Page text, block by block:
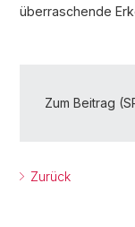
überraschende
Zum Beitrag
Zurück